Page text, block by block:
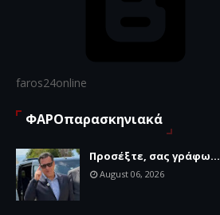
faros24online
ΦΑΡΟπαρασκηνιακά
Προσέξτε, σας γράφω...
August 06, 2026